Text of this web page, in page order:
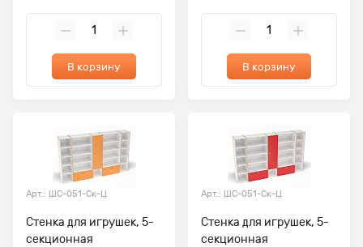
В корзину В корзину
Арт.: ШС-051-Ск-Ц
Стенка для игрушек, 5-
секционная
Арт.: ШС-051-Ск-Ц
Стенка для игрушек, 5-
секционная